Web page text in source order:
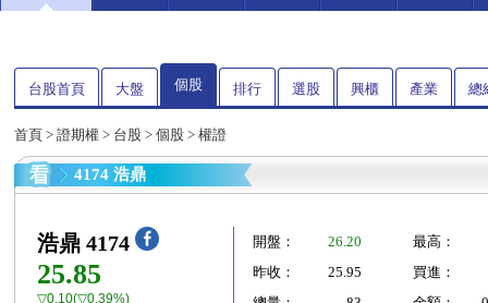
台股首頁 大盤 個股 排行 選股 興櫃 產業 總
首頁 > 證期權 > 台股 > 個股 > 權證
4174 浩鼎
浩鼎 4174
25.85
▽0.10(▽0.39%)
開盤： 26.20
最高：
昨收：
25.95
買進：